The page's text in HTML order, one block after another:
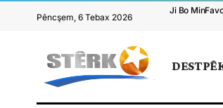
Pêncşem, 6 Tebax 2026
Ji Bo Min